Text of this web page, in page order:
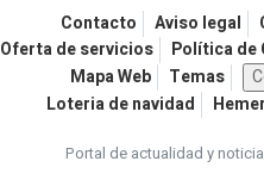
Contacto Aviso legal
Oferta de servicios
Política de
Mapa Web
Temas
Loteria de navidad
Portal de actualidad y